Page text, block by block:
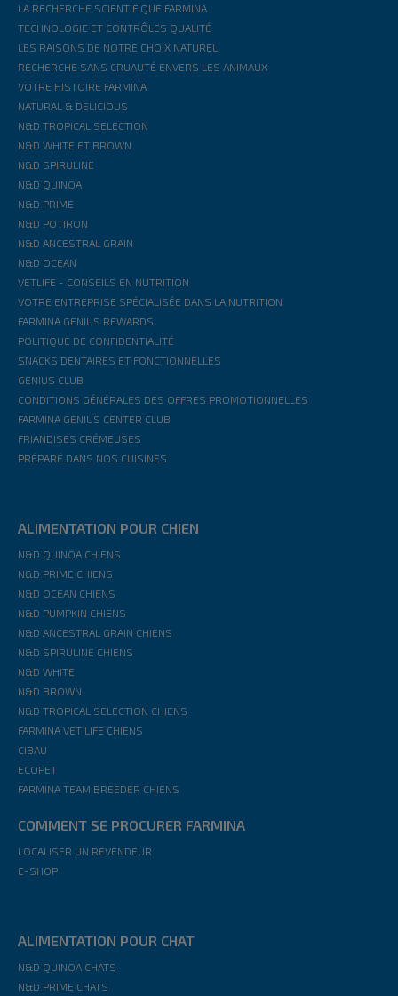
LA RECHERCHE SCIENTIFIQUE FARMINA
TECHNOLOGIE ET CONTRÔLES QUALITÉ
LES RAISONS DE NOTRE CHOIX NATUREL
RECHERCHE SANS CRUAUTÉ ENVERS LES ANIMAUX
VOTRE HISTOIRE FARMINA
NATURAL & DELICIOUS
N&D TROPICAL SELECTION
N&D WHITE ET BROWN
N&D SPIRULINE
N&D QUINOA
N&D PRIME
N&D POTIRON
N&D ANCESTRAL GRAIN
N&D OCEAN
VETLIFE - CONSEILS EN NUTRITION
VOTRE ENTREPRISE SPÉCIALISÉE DANS LA NUTRITION
FARMINA GENIUS REWARDS
POLITIQUE DE CONFIDENTIALITÉ
SNACKS DENTAIRES ET FONCTIONNELLES
GENIUS CLUB
CONDITIONS GÉNÉRALES DES OFFRES PROMOTIONNELLES
FARMINA GENIUS CENTER CLUB
FRIANDISES CRÉMEUSES
PRÉPARÉ DANS NOS CUISINES
ALIMENTATION POUR CHIEN
N&D QUINOA CHIENS
N&D PRIME CHIENS
N&D OCEAN CHIENS
N&D PUMPKIN CHIENS
N&D ANCESTRAL GRAIN CHIENS
N&D SPIRULINE CHIENS
N&D WHITE
N&D BROWN
N&D TROPICAL SELECTION CHIENS
FARMINA VET LIFE CHIENS
CIBAU
ECOPET
FARMINA TEAM BREEDER CHIENS
COMMENT SE PROCURER FARMINA
LOCALISER UN REVENDEUR
E-SHOP
ALIMENTATION POUR CHAT
N&D QUINOA CHATS
N&D PRIME CHATS